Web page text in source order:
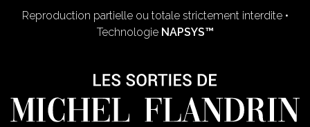
Reproduction partielle ou totale strictement interdite •
Technologie NAPSYS™